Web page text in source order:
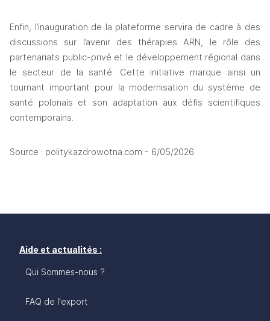
Enfin, l’inauguration de la plateforme servira de cadre à des
discussions sur l’avenir des thérapies ARN, le rôle des
partenariats public-privé et le développement régional dans
le secteur de la santé. Cette initiative marque ainsi un
tournant important pour la modernisation du système de
santé polonais et son adaptation aux défis scientifiques
contemporains.
Source : politykazdrowotna.com - 6/05/2026
Aide et actualités :
Qui Sommes-nous ?
FAQ de l'export